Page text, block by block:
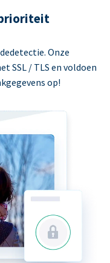
Onze
SSL / TLS en voldoen
op!